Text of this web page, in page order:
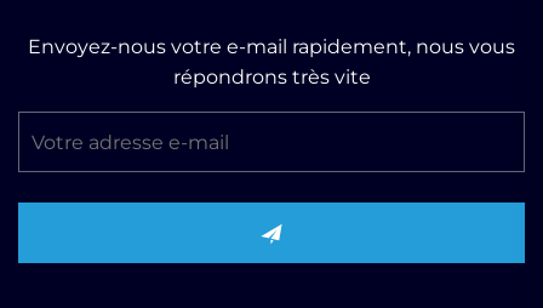
Envoyez-nous votre e-mail rapidement, nous vous
répondrons très vite